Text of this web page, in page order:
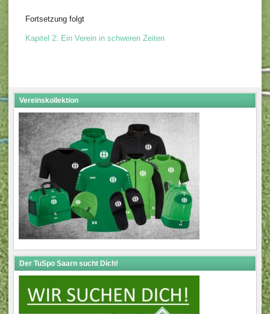
Fortsetzung folgt
Kapitel 2: Ein Verein in schweren Zeiten
Vereinskollektion
Der TuSpo Saarn sucht Dich!